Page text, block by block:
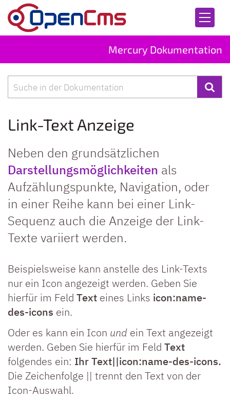
Zum Inhalt springen
Mercury Dokumentation
Link-Text Anzeige
Neben den grundsätzlichen
Darstellungsmöglichkeiten als
Aufzählungspunkte, Navigation, oder
in einer Reihe kann bei einer Link-
Sequenz auch die Anzeige der Link-
Texte variiert werden.
Beispielsweise kann anstelle des Link-Texts
nur ein Icon angezeigt werden. Geben Sie
hierfür im Feld Text eines Links icon:name-
des-icons ein.
Oder es kann ein Icon und ein Text angezeigt
werden. Geben Sie hierfür im Feld Text
folgendes ein: Ihr Text||icon:name-des-icons.
Die Zeichenfolge || trennt den Text von der
Icon-Auswahl.
Suche